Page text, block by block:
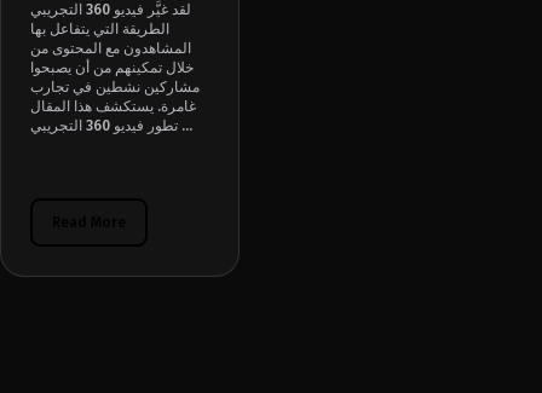
لقد غيَّر فيديو 360 التجريبي
الطريقة التي يتفاعل بها
المشاهدون مع المحتوى من
خلال تمكينهم من أن يصبحوا
مشاركين نشطين في تجارب
غامرة. يستكشف هذا المقال
تطور فيديو 360 التجريبي ...